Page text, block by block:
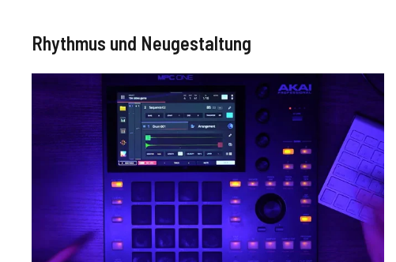
Rhythmus und Neugestaltung